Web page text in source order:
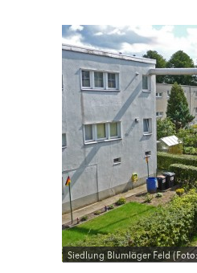
Siedlung Blumläger Feld